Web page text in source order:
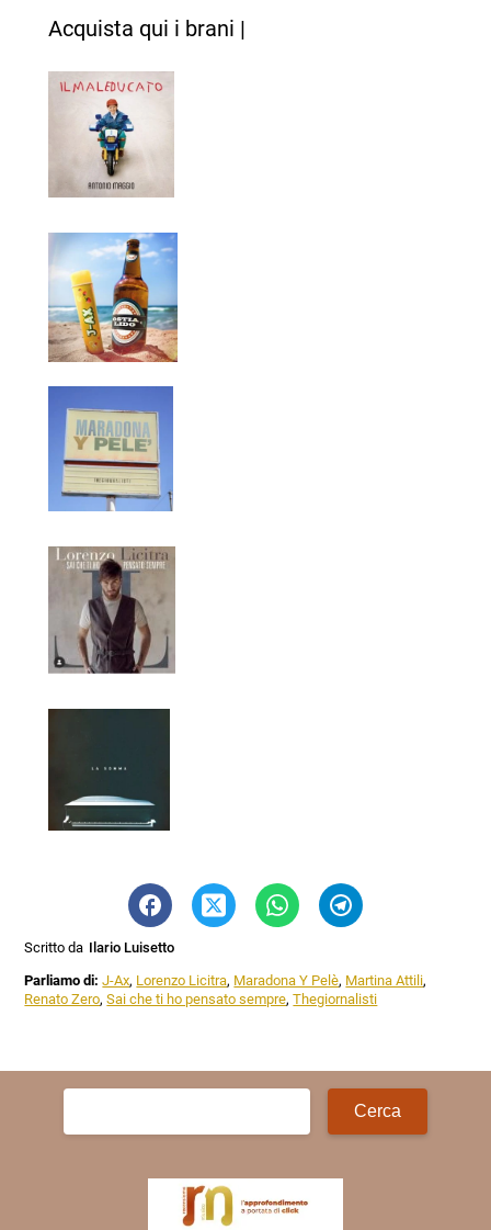
Acquista qui i brani |
Scritto da Ilario Luisetto
Parliamo di:J-Ax, Lorenzo Licitra, Maradona Y Pelè, Martina Attili,
Renato Zero,Sai che ti ho pensato sempre,Thegiornalisti